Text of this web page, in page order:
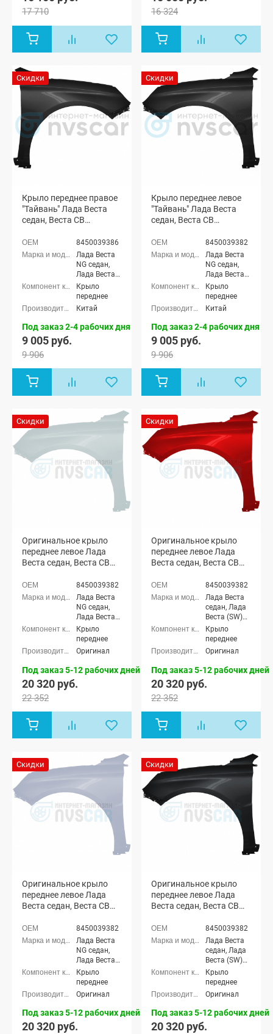
17 710 16 324
Скидки
Крыло переднее правое
"Тайвань" Лада Веста
седан, Веста СВ
(неокрашенное)8450039386
Лада Веста
NG седан,
Лада Веста
NG (SW)
универсал,
Лада Веста
седан, Лада
Веста (SW)
универсал
Крыло
переднее
Китай
Под заказ 2-4 рабочих дня
9 005 руб.
9 906
Скидки
Крыло переднее левое
"Тайвань" Лада Веста
седан, Веста СВ
(неокрашенное)8450039382
Лада Веста
NG седан,
Лада Веста
NG (SW)
универсал,
Лада Веста
седан, Лада
Веста (SW)
универсал
Крыло
переднее
Китай
Под заказ 2-4 рабочих дня
9 005 руб.
9 906
Скидки
Оригинальное крыло
переднее левое Лада
Веста седан, Веста СВ
221)
8450039382
Лада Веста
NG седан,
Лада Веста
NG (SW)
универсал,
Лада Веста
седан, Лада
Веста (SW)
универсал
Крыло
переднее
Оригинал
Под заказ 5-12 рабочих дней
20 320 руб.
22 352
Скидки
Оригинальное крыло
переднее левое Лада
Веста седан, Веста СВ
195)
8450039382
Лада Веста
седан, Лада
Веста (SW)
универсал
Крыло
переднее
Оригинал
Под заказ 5-12 рабочих дней
20 320 руб.
22 352
Скидки
Оригинальное крыло
переднее левое Лада
Веста седан, Веста СВ
691)
8450039382
Лада Веста
NG седан,
Лада Веста
NG (SW)
универсал,
Лада Веста
седан, Лада
Веста (SW)
универсал
Крыло
переднее
Оригинал
Под заказ 5-12 рабочих дней
20 320 руб.
Скидки
Оригинальное крыло
переднее левое Лада
Веста седан, Веста СВ
жемчужина 676)8450039382
Лада Веста
седан, Лада
Веста (SW)
универсал
Крыло
переднее
Оригинал
Под заказ 5-12 рабочих дней
20 320 руб.